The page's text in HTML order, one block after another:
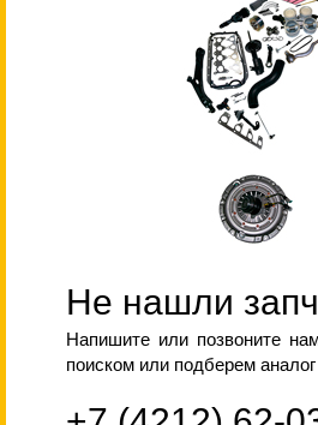
Не нашли
Напишите или позвоните
поиском или подберем аналог